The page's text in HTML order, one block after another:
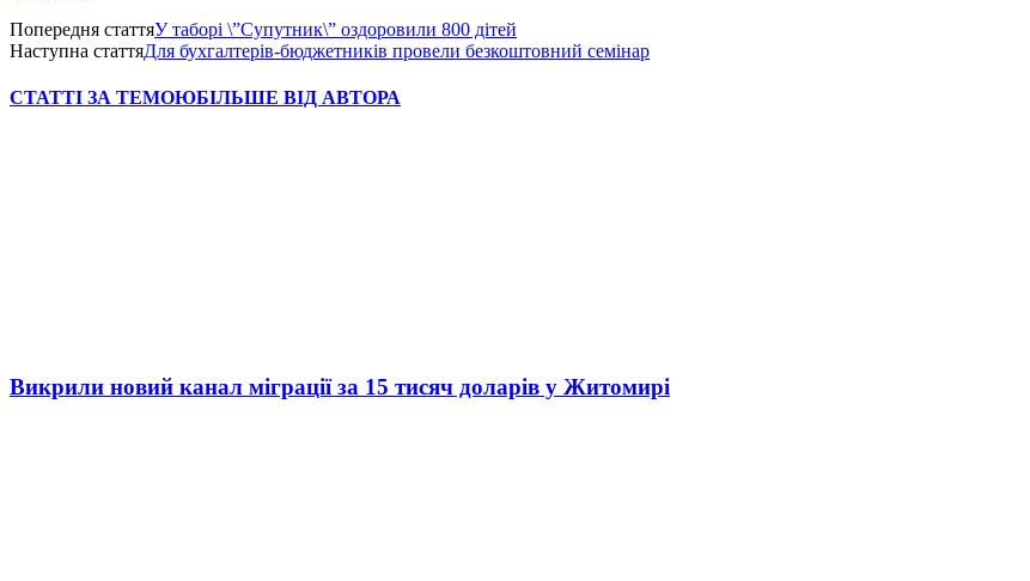
Попередня статтяУ таборі \”Супутник\” оздоровили 800 дітей
Наступна статтяДля бухгалтерів-бюджетників провели безкоштовний семінар
СТАТТІ ЗА ТЕМОЮБІЛЬШЕ ВІД АВТОРА
Викрили новий канал міграції за 15 тисяч доларів у Житомирі